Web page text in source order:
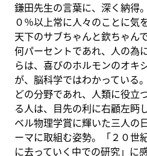
鎌田先生の言葉に、深く納得
０％以上常に人々のことに気
天下のサブちゃんと欽ちゃん
何パーセントであれ、人の為
らは、喜びのホルモンのオキ
が、脳科学ではわかっている。
どの分野であれ、人類に役立
る人は、目先の利に右顧左眄
ベル物理学賞に輝いた三人の
ーマに取組む姿勢。「２０世
に去っていく中での研究」に